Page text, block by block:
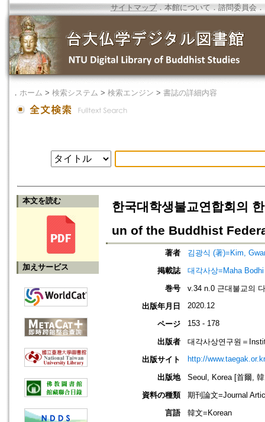
サイトマップ．本館について ． 諮問委員会 ．
． ホーム > 検索システム > 検索エンジン > 書誌の詳細内容
本文を読む
加えサービス
한국대학생불교연합회의
un of the Buddhist
著者
김광식 (著)=Kim,
掲載誌
대각사상=Maha
巻号
v.34 n.0 근대불교의
出版年月日
2020.12
ページ 153 - 178
出版者
대각사상연구원＝
出版サイト
http://
出版地
Seoul, Korea [首爾,
資料の種類
期刊論文=Journal
言語
韓文=Korean